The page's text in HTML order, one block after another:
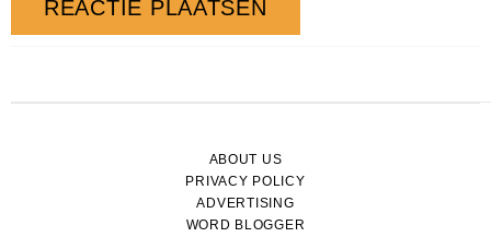
ABOUT US
PRIVACY POLICY
ADVERTISING
WORD BLOGGER